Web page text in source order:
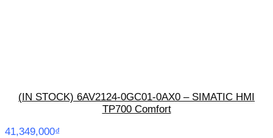
(IN STOCK) 6AV2124-0GC01-0AX0 – SIMATIC HMI
TP700 Comfort
41,349,000₫